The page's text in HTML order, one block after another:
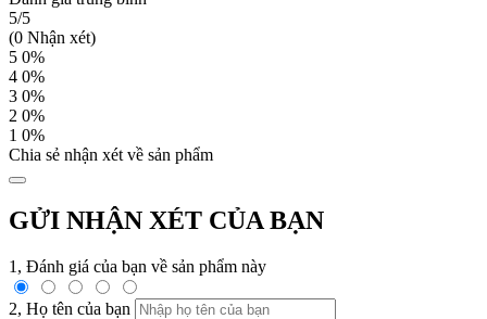
5/5
(0 Nhận xét)
5 0%
4 0%
3 0%
2 0%
1 0%
Chia sẻ nhận xét về sản phẩm
GỬI NHẬN XÉT CỦA BẠN
1, Đánh giá của bạn về sản phẩm này
2, Họ tên của bạn